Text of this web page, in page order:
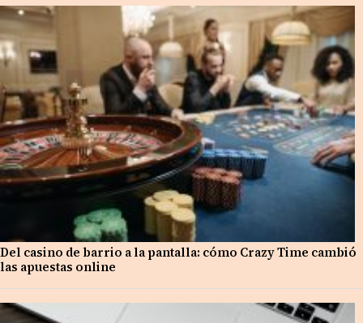
Del casino de barrio a la pantalla: cómo Crazy Time cambió
las apuestas online